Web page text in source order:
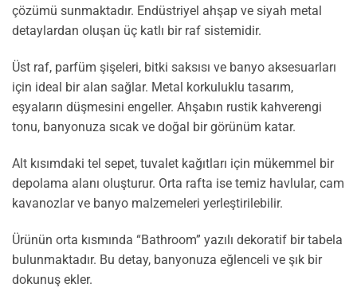
çözümü sunmaktadır. Endüstriyel ahşap ve siyah metal
detaylardan oluşan üç katlı bir raf sistemidir.
Üst raf, parfüm şişeleri, bitki saksısı ve banyo aksesuarları
için ideal bir alan sağlar. Metal korkuluklu tasarım,
eşyaların düşmesini engeller. Ahşabın rustik kahverengi
tonu, banyonuza sıcak ve doğal bir görünüm katar.
Alt kısımdaki tel sepet, tuvalet kağıtları için mükemmel bir
depolama alanı oluşturur. Orta rafta ise temiz havlular, cam
kavanozlar ve banyo malzemeleri yerleştirilebilir.
Ürünün orta kısmında “Bathroom” yazılı dekoratif bir tabela
bulunmaktadır. Bu detay, banyonuza eğlenceli ve şık bir
dokunuş ekler.